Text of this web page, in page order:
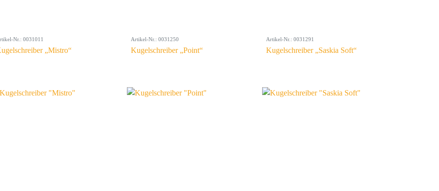
Nr.: 0031011
„Mistro“
Artikel-Nr.: 0031250
Kugelschreiber „Point“
Artikel-Nr.: 0031291
Kugelschreiber „Saskia Soft“